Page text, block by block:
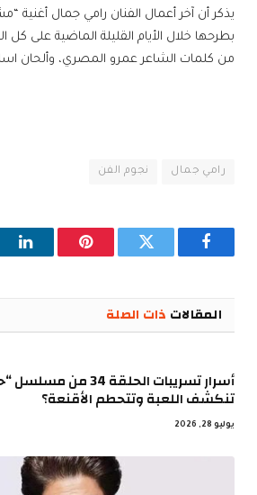
يذكر أن آخر أعمال الفنان رامي جمال أغنية
بطرحها خلال الأيام القليلة الماضية على كل
من كلمات الشاعر عمرو المصري، وألحان
رامي جمال نجوم الفن
فيسبوك تويتر بينتيريست
المقالات ذات الصلة
أسرار تسريبات الحلقة
تنكشف اللعبة وتتحطم الأقنعة؟
يوليو 28, 2026